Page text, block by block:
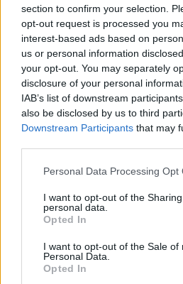
section to confirm your selection.
opt-out request is processed you
interest-based ads based on
us or personal information
your opt-out. You may separately
disclosure of your personal
IAB’s list of downstream
also be disclosed by us to third
Downstream Participants that may
Please note that this website/app
not limited to your visit or usage
grant or deny consent to Google
use your data for below specified
consent section.
Personal Data Processing Opt
I want to opt-out of the
personal data.
Opted In
I want to opt-out of the Sale of
Personal Data.
Opted In
Share:
Ακολουθήστε το Νewsit.gr στο
ενημερωθείτε πρώτοι για όλη την
τελευταία νέατης ημέρας
Πιο
Σέρρες: Βίντεο
τροχαίο με νεκρούς
οδηγός του φορτηγού
Marfin: Η 46χρονη πήρε
απολογηθεί την Τρίτη –